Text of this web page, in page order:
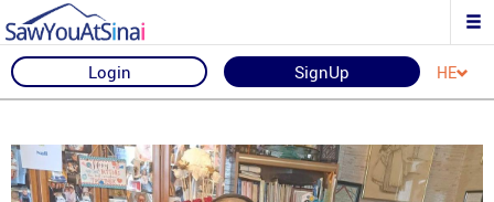
Login SignUp HE